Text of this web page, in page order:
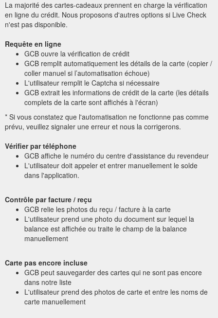
La majorité des cartes-cadeaux prennent en charge la vérification
en ligne du crédit. Nous proposons d'autres options si Live Check
n'est pas disponible.
Requête en ligne
GCB ouvre la vérification de crédit
GCB remplit automatiquement les détails de la carte (copier /
coller manuel si l’automatisation échoue)
L'utilisateur remplit le Captcha si nécessaire
GCB extrait les informations de crédit de la carte (les détails
complets de la carte sont affichés à l'écran)
* Si vous constatez que l'automatisation ne fonctionne pas comme
prévu, veuillez signaler une erreur et nous la corrigerons.
Vérifier par téléphone
GCB affiche le numéro du centre d'assistance du revendeur
L'utilisateur doit appeler et entrer manuellement le solde
dans l'application.
Contrôle par facture / reçu
GCB relie les photos du reçu / facture à la carte
L'utilisateur prend une photo du document sur lequel la
balance est affichée ou traite le champ de la balance
manuellement
Carte pas encore incluse
GCB peut sauvegarder des cartes qui ne sont pas encore
dans notre liste
L'utilisateur prend des photos de carte et entre les noms de
carte manuellement